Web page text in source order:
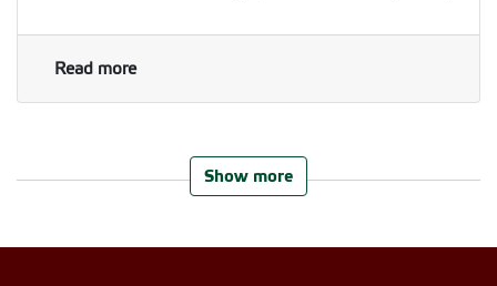
Read more
Show more